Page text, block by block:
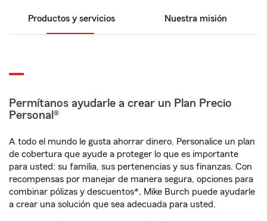
Productos y servicios Nuestra misión
Permítanos ayudarle a crear un Plan Precio
Personal®
A todo el mundo le gusta ahorrar dinero. Personalice un plan
de cobertura que ayude a proteger lo que es importante
para usted: su familia, sus pertenencias y sus finanzas. Con
recompensas por manejar de manera segura, opciones para
combinar pólizas y descuentos*, Mike Burch puede ayudarle
a crear una solución que sea adecuada para usted.